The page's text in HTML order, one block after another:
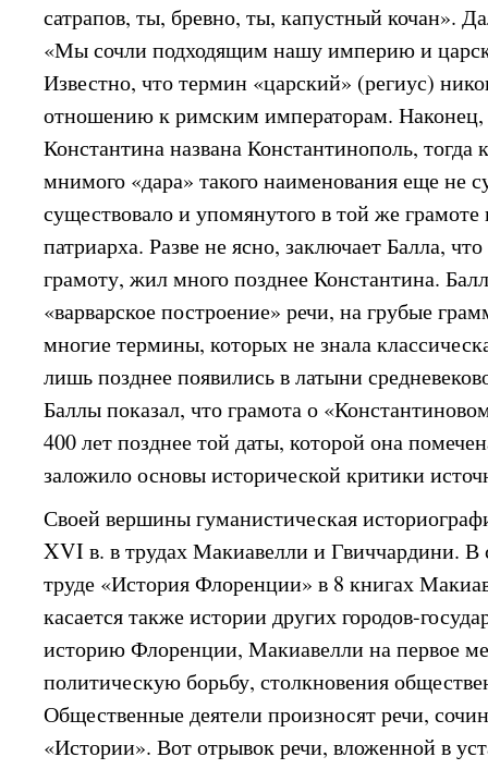
сатрапов, ты, бревно, ты, капустный кочан».
«Мы сочли подходящим нашу империю и
Известно, что термин «царский» (региус)
отношению к римским императорам. Наконец,
Константина названа Константинополь,
мнимого «дара» такого наименования еще не
существовало и упомянутого в той же грамоте
патриарха. Разве не ясно, заключает Балла,
грамоту, жил много позднее Константина.
«варварское построение» речи, на грубые
многие термины, которых не знала
лишь позднее появились в латыни
Баллы показал, что грамота о
400 лет позднее той даты, которой она
заложило основы исторической критики
Своей вершины гуманистическая
XVI в. в трудах Макиавелли и Гвиччардини. В
труде «История Флоренции» в 8 книгах
касается также истории других городов-
историю Флоренции, Макиавелли на первое
политическую борьбу, столкновения
Общественные деятели произносят речи,
«Истории». Вот отрывок речи, вложенной в